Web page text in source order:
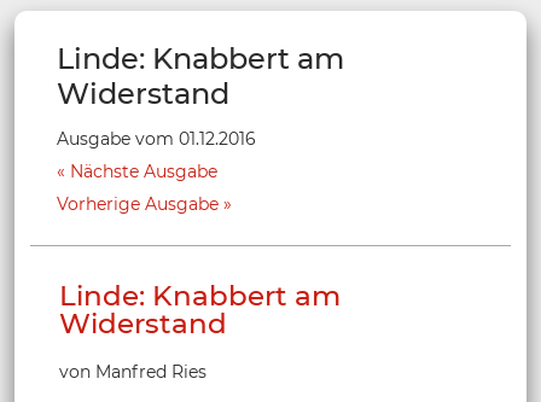
Linde: Knabbert am
Widerstand
Ausgabe vom 01.12.2016
Nächste Ausgabe
Vorherige Ausgabe
Linde: Knabbert am
Widerstand
von Manfred Ries